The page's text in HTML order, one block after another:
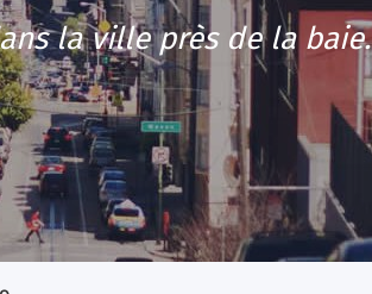
la ville près de la baie.